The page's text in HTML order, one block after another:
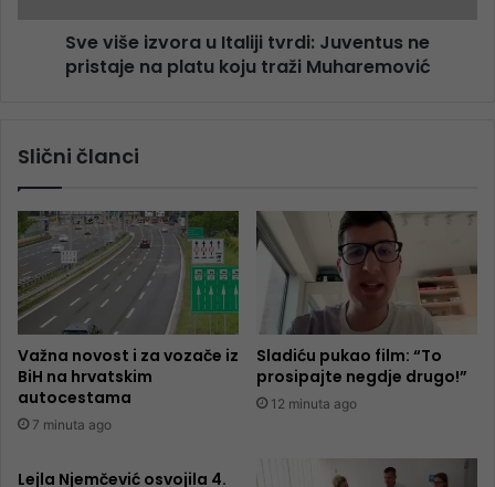
Sve više izvora u Italiji tvrdi: Juventus ne
pristaje na platu koju traži Muharemović
Slični članci
Važna novost i za vozače iz
BiH na hrvatskim
autocestama
7 minuta ago
Sladiću pukao film: “To
prosipajte negdje drugo!”
12 minuta ago
Lejla Njemčević osvojila 4.